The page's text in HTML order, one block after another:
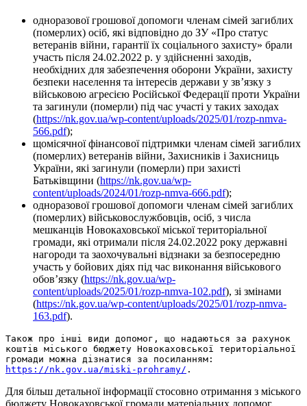
одноразової грошової допомоги членам сімей загиблих
(померлих) осіб, які відповідно до ЗУ «Про статус
ветеранів війни, гарантії їх соціального захисту» брали
участь після 24.02.2022 р. у здійсненні заходів,
необхідних для забезпечення оборони України, захисту
безпеки населення та інтересів держави у зв’язку з
військовою агресією Російської Федерації проти України
та загинули (померли) під час участі у таких заходах
(https://nk.gov.ua/wp-content/uploads/2025/01/rozp-nmva-
566.pdf);
щомісячної фінансової підтримки членам сімей загиблих
(померлих) ветеранів війни, Захисників і Захисниць
України, які загинули (померли) при захисті
Батьківщини (https://nk.gov.ua/wp-
content/uploads/2024/01/rozp-nmva-666.pdf);
одноразової грошової допомоги членам сімей загиблих
(померлих) військовослужбовців, осіб, з числа
мешканців Новокаховської міської територіальної
громади, які отримали після 24.02.2022 року державні
нагороди та заохочувальні відзнаки за безпосередню
участь у бойових діях під час виконання військового
обов’язку (https://nk.gov.ua/wp-
content/uploads/2025/01/rozp-nmva-102.pdf), зі змінами
(https://nk.gov.ua/wp-content/uploads/2025/01/rozp-nmva-
163.pdf).
Також про інші види допомог, що надаються за рахунок
коштів міського бюджету Новокаховської територіальної
https://nk.gov.ua/miski-prohramy/ .
Для більш детальної інформації стосовно отримання з міського